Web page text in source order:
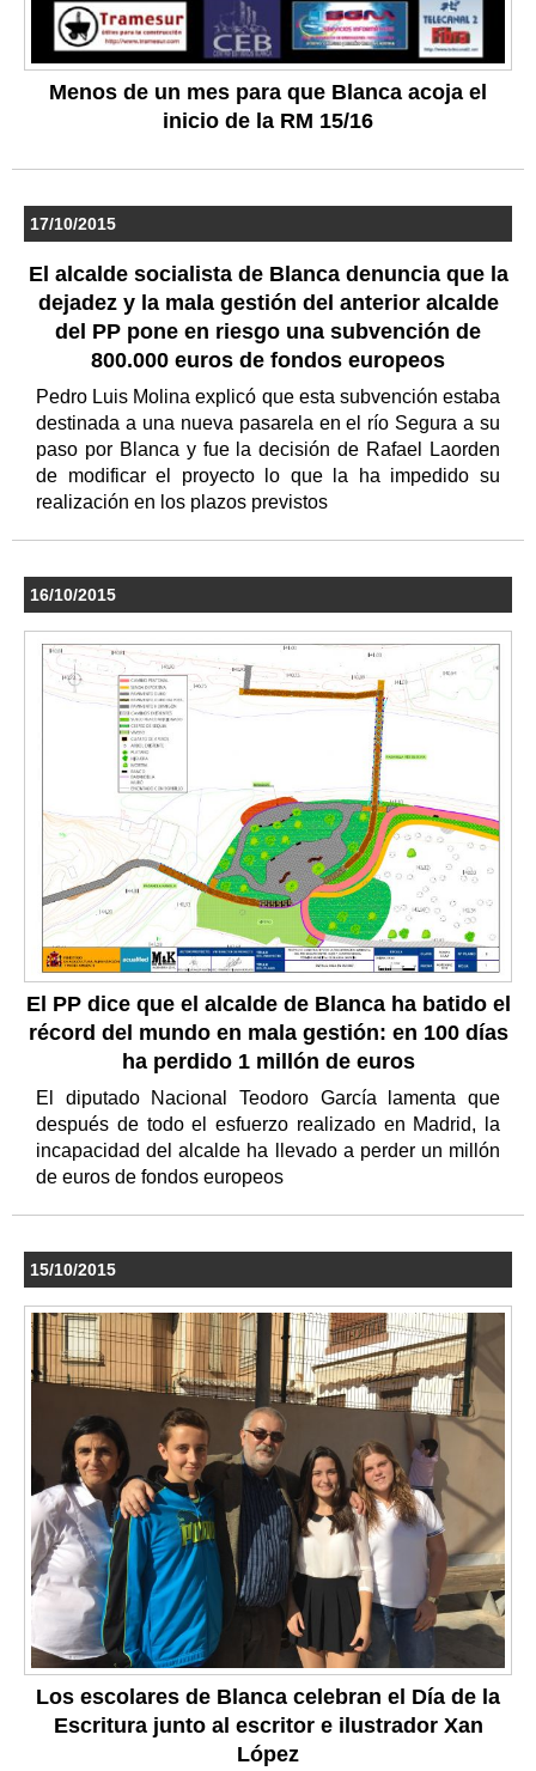
Menos de un mes para que Blanca acoja el
inicio de la RM 15/16
17/10/2015
El alcalde socialista de Blanca denuncia que la
dejadez y la mala gestión del anterior alcalde
del PP pone en riesgo una subvención de
800.000 euros de fondos europeos
Pedro Luis Molina explicó que esta subvención estaba
destinada a una nueva pasarela en el río Segura a su
paso por Blanca y fue la decisión de Rafael Laorden
de modificar el proyecto lo que la ha impedido su
realización en los plazos previstos
16/10/2015
El PP dice que el alcalde de Blanca ha batido el
récord del mundo en mala gestión: en 100 días
ha perdido 1 millón de euros
El diputado Nacional Teodoro García lamenta que
después de todo el esfuerzo realizado en Madrid, la
incapacidad del alcalde ha llevado a perder un millón
de euros de fondos europeos
15/10/2015
Los escolares de Blanca celebran el Día de la
Escritura junto al escritor e ilustrador Xan
López